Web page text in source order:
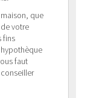
que
votre
fins
faut